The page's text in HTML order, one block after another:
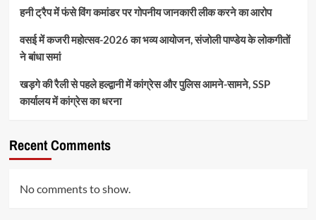
हनी ट्रैप में फंसे विंग कमांडर पर गोपनीय जानकारी लीक करने का आरोप
वसई में कजरी महोत्सव-2026 का भव्य आयोजन, संजोली पाण्डेय के लोकगीतों
ने बांधा समां
खड़गे की रैली से पहले हल्द्वानी में कांग्रेस और पुलिस आमने-सामने, SSP
कार्यालय में कांग्रेस का धरना
Recent Comments
No comments to show.